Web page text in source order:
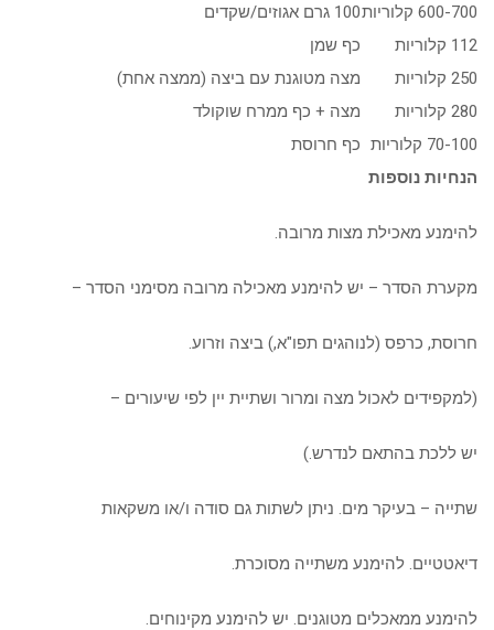
600-700 קלוריות
100 גרם אגוזים/שקדים
112 קלוריות
כף שמן
250 קלוריות
מצה מטוגנת עם ביצה (ממצה אחת)
280 קלוריות
מצה + כף ממרח שוקולד
70-100 קלוריות
כף חרוסת
הנחיות נוספות
להימנע מאכילת מצות מרובה.
מקערת הסדר – יש להימנע מאכילה מרובה מסימני הסדר –
חרוסת, כרפס (לנוהגים תפו"א,) ביצה וזרוע.
(למקפידים לאכול מצה ומרור ושתיית יין לפי שיעורים –
יש ללכת בהתאם לנדרש.)
שתייה – בעיקר מים. ניתן לשתות גם סודה ו/או משקאות
דיאטטיים. להימנע משתייה מסוכרת.
להימנע ממאכלים מטוגנים. יש להימנע מקינוחים.